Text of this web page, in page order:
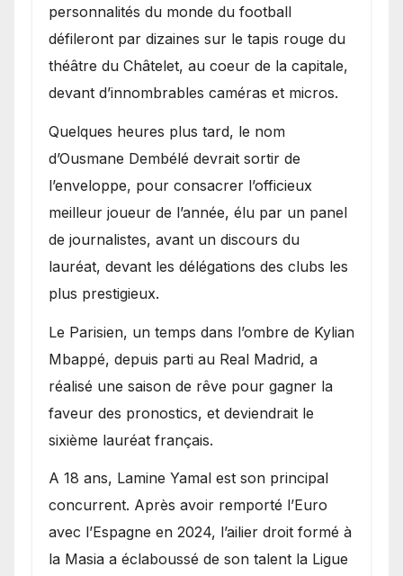
personnalités du monde du football
défileront par dizaines sur le tapis rouge du
théâtre du Châtelet, au coeur de la capitale,
devant d’innombrables caméras et micros.
Quelques heures plus tard, le nom
d’Ousmane Dembélé devrait sortir de
l’enveloppe, pour consacrer l’officieux
meilleur joueur de l’année, élu par un panel
de journalistes, avant un discours du
lauréat, devant les délégations des clubs les
plus prestigieux.
Le Parisien, un temps dans l’ombre de Kylian
Mbappé, depuis parti au Real Madrid, a
réalisé une saison de rêve pour gagner la
faveur des pronostics, et deviendrait le
sixième lauréat français.
A 18 ans, Lamine Yamal est son principal
concurrent. Après avoir remporté l’Euro
avec l’Espagne en 2024, l’ailier droit formé à
la Masia a éclaboussé de son talent la Ligue